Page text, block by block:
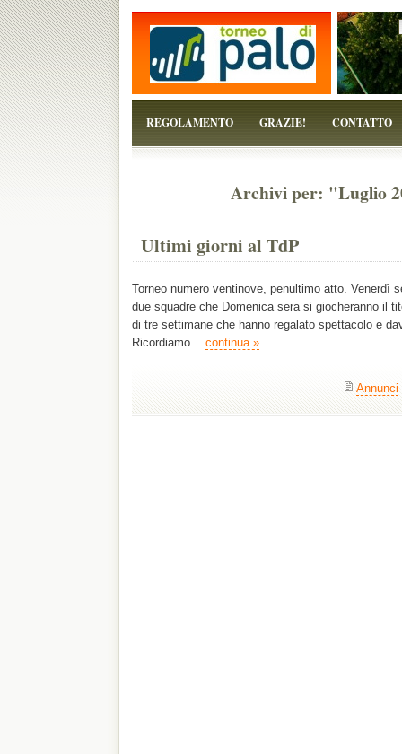
REGOLAMENTO GRAZIE! CONTATTO
Archivi per: "Luglio
Ultimi giorni al TdP
Torneo numero ventinove, penultimo atto. Venerdì
due squadre che Domenica sera si giocheranno il
di tre settimane che hanno regalato spettacolo e
Ricordiamo… continua »
Annunci